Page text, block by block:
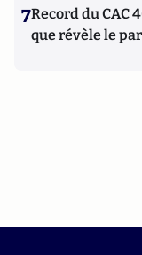
7Record du CAC
que révèle le